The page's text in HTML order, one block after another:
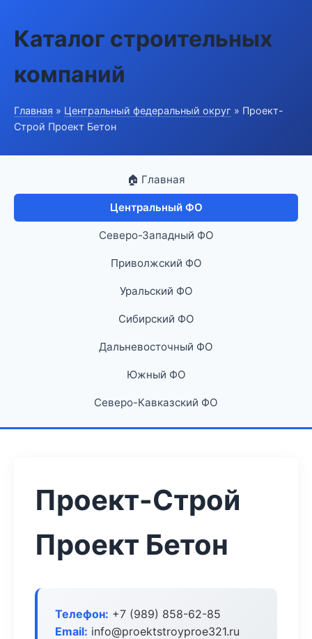
Каталог строительных
компаний
Главная » Центральный федеральный округ » Проект-
Строй Проект Бетон
🏠 Главная
Центральный ФО
Северо-Западный ФО
Приволжский ФО
Уральский ФО
Сибирский ФО
Дальневосточный ФО
Южный ФО
Северо-Кавказский ФО
Проект-Строй
Проект Бетон
Телефон: +7 (989) 858-62-85
Email: info@proektstroyproe321.ru